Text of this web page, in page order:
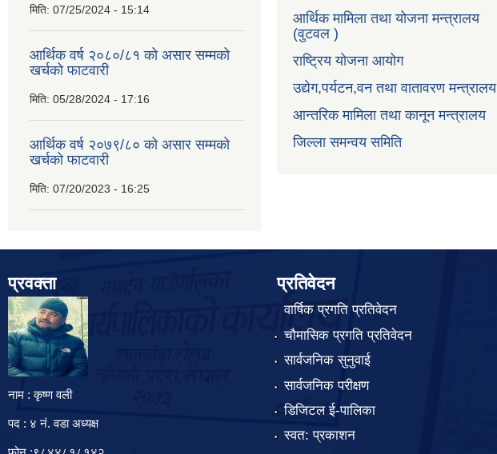
मिति: 07/25/2024 - 15:14
आर्थिक वर्ष २०८०/८१ को असार सम्मको
खर्चको फाटवारी
मिति: 05/28/2024 - 17:16
आर्थिक वर्ष २०७९/८० को असार सम्मको
खर्चको फाटवारी
मिति: 07/20/2023 - 16:25
आर्थिक मामिला तथा योजना मन्त्रालय
(वुटवल )
राष्ट्रिय योजना आयोग
उद्येग,पर्यटन,वन तथा वातावरण मन्त्रालय
आन्तरिक मामिला तथा कानून मन्त्रालय
जिल्ला समन्वय समिति
प्रवक्ता
नाम : कृष्ण वली
पद : ४ नं. वडा अध्यक्ष
प्रतिवेदन
वार्षिक प्रगति प्रतिवेदन
चौमासिक प्रगति प्रतिवेदन
सार्वजनिक सुनुवाई
सार्वजनिक परीक्षण
डिजिटल ई-पालिका
स्वत: प्रकाशन